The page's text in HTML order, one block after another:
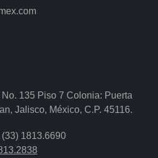
135 Piso 7 Colonia: Puerta
Jalisco, México, C.P. 45116.
1813.6690